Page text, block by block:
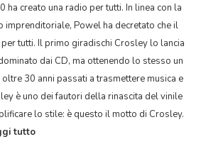
ha creato una radio per tutti. In linea con la
imprenditoriale, Powel ha decretato che il
tutti. Il primo giradischi Crosley lo lancia
dai CD, ma ottenendo lo stesso un
30 anni passati a trasmettere musica e
è uno dei fautori della rinascita del vinile
lo stile: è questo il motto di Crosley.
tutto